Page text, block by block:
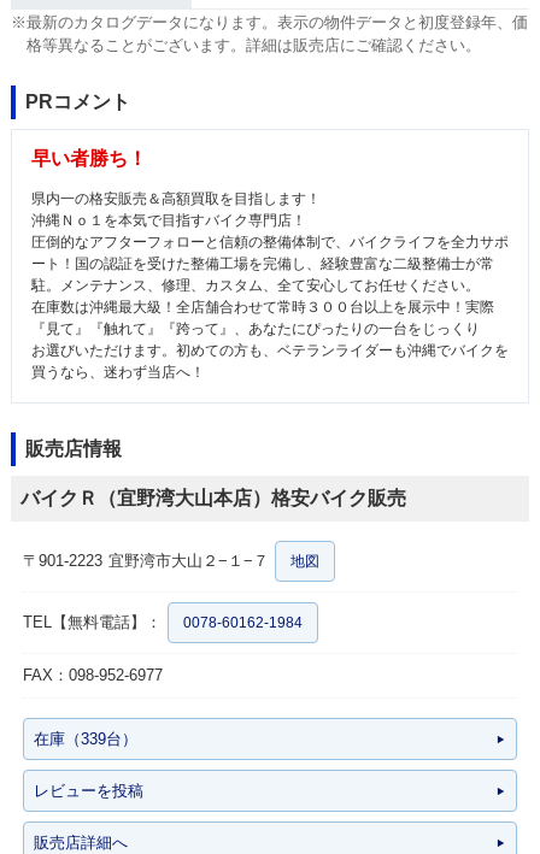
※最新のカタログデータになります。表示の物件データと初度登録年、価
格等異なることがございます。詳細は販売店にご確認ください。
PRコメント
早い者勝ち！
県内一の格安販売＆高額買取を目指します！
沖縄Ｎｏ１を本気で目指すバイク専門店！
圧倒的なアフターフォローと信頼の整備体制で、バイクライフを全力サポ
ート！国の認証を受けた整備工場を完備し、経験豊富な二級整備士が常
駐。メンテナンス、修理、カスタム、全て安心してお任せください。
在庫数は沖縄最大級！全店舗合わせて常時３００台以上を展示中！実際
『見て』『触れて』『跨って』、あなたにぴったりの一台をじっくり
お選びいただけます。初めての方も、ベテランライダーも沖縄でバイクを
買うなら、迷わず当店へ！
販売店情報
バイクＲ（宜野湾大山本店）格安バイク販売
〒901-2223 宜野湾市大山２−１−７ 地図
TEL【無料電話】： 0078-60162-1984
FAX：098-952-6977
在庫（339台）
レビューを投稿
販売店詳細へ